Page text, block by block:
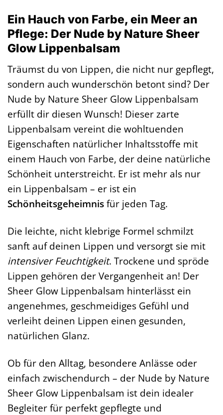
Ein Hauch von Farbe, ein Meer an
Pflege: Der Nude by Nature Sheer
Glow Lippenbalsam
Träumst du von Lippen, die nicht nur gepflegt,
sondern auch wunderschön betont sind? Der
Nude by Nature Sheer Glow Lippenbalsam
erfüllt dir diesen Wunsch! Dieser zarte
Lippenbalsam vereint die wohltuenden
Eigenschaften natürlicher Inhaltsstoffe mit
einem Hauch von Farbe, der deine natürliche
Schönheit unterstreicht. Er ist mehr als nur
ein Lippenbalsam – er ist ein
Schönheitsgeheimnisfür jeden Tag.
Die leichte, nicht klebrige Formel schmilzt
sanft auf deinen Lippen und versorgt sie mit
intensiver Feuchtigkeit. Trockene und spröde
Lippen gehören der Vergangenheit an! Der
Sheer Glow Lippenbalsam hinterlässt ein
angenehmes, geschmeidiges Gefühl und
verleiht deinen Lippen einen gesunden,
natürlichen Glanz.
Ob für den Alltag, besondere Anlässe oder
einfach zwischendurch – der Nude by Nature
Sheer Glow Lippenbalsam ist dein idealer
Begleiter für perfekt gepflegte und